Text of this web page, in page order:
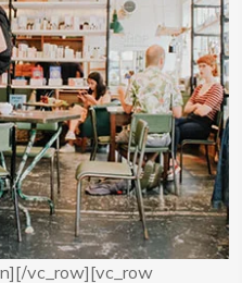
vc_row][vc_row